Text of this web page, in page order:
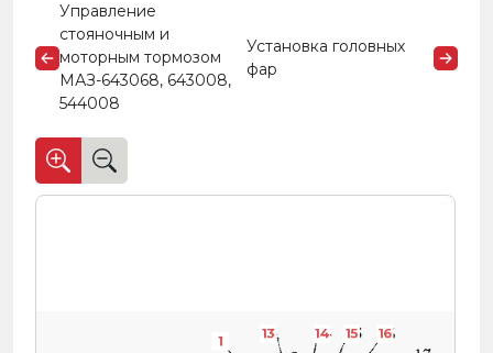
Управление
стояночным и
моторным тормозом
МАЗ-643068, 643008,
544008
Установка головных
фар
16
15
14
13
1